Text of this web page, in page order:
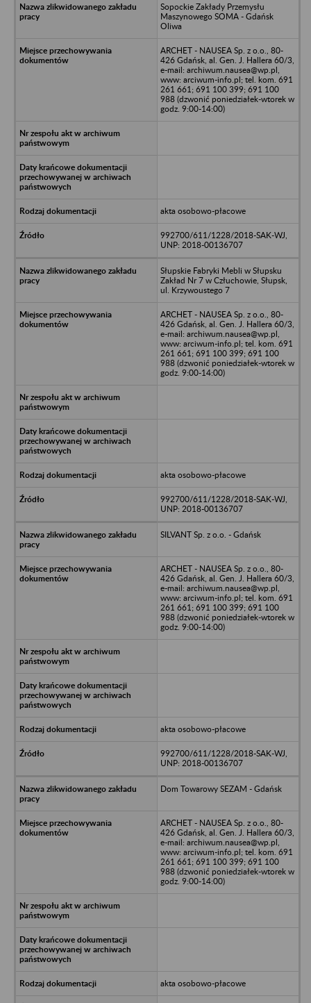
Sopockie Zakłady Przemysłu
Maszynowego SOMA - Gdańsk
Oliwa
ARCHET - NAUSEA Sp. z o.o., 80-
426 Gdańsk, al. Gen. J. Hallera 60/3,
e-mail: archiwum.nausea@wp.pl,
www: arciwum-info.pl; tel. kom. 691
261 661; 691 100 399; 691 100
988 (dzwonić poniedziałek-wtorek w
godz. 9:00-14:00)
akta osobowo-płacowe
992700/611/1228/2018-SAK-WJ,
UNP: 2018-00136707
Słupskie Fabryki Mebli w Słupsku
Zakład Nr 7 w Człuchowie, Słupsk,
ul. Krzywoustego 7
ARCHET - NAUSEA Sp. z o.o., 80-
426 Gdańsk, al. Gen. J. Hallera 60/3,
e-mail: archiwum.nausea@wp.pl,
www: arciwum-info.pl; tel. kom. 691
261 661; 691 100 399; 691 100
988 (dzwonić poniedziałek-wtorek w
godz. 9:00-14:00)
akta osobowo-płacowe
992700/611/1228/2018-SAK-WJ,
UNP: 2018-00136707
SILVANT Sp. z o.o. - Gdańsk
ARCHET - NAUSEA Sp. z o.o., 80-
426 Gdańsk, al. Gen. J. Hallera 60/3,
e-mail: archiwum.nausea@wp.pl,
www: arciwum-info.pl; tel. kom. 691
261 661; 691 100 399; 691 100
988 (dzwonić poniedziałek-wtorek w
godz. 9:00-14:00)
akta osobowo-płacowe
992700/611/1228/2018-SAK-WJ,
UNP: 2018-00136707
Dom Towarowy SEZAM - Gdańsk
ARCHET - NAUSEA Sp. z o.o., 80-
426 Gdańsk, al. Gen. J. Hallera 60/3,
e-mail: archiwum.nausea@wp.pl,
www: arciwum-info.pl; tel. kom. 691
261 661; 691 100 399; 691 100
988 (dzwonić poniedziałek-wtorek w
godz. 9:00-14:00)
akta osobowo-płacowe